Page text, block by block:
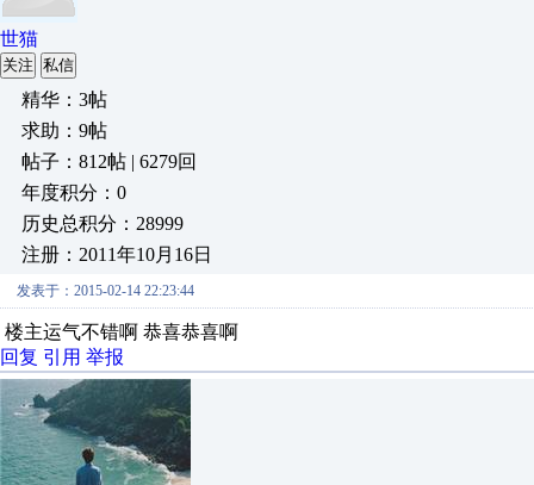
世猫
关注 私信
精华：3帖
求助：9帖
帖子：812帖 | 6279回
年度积分：0
历史总积分：28999
注册：2011年10月16日
发表于：2015-02-14 22:23:44
楼主运气不错啊 恭喜恭喜啊
回复 引用 举报